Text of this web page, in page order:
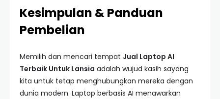
Kesimpulan & Panduan
Pembelian
Memilih dan mencari tempat Jual Laptop AI
Terbaik Untuk Lansia adalah wujud kasih sayang
kita untuk tetap menghubungkan mereka dengan
dunia modern. Laptop berbasis AI menawarkan